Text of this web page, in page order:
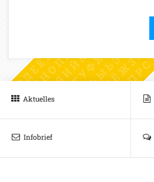
Aktuelles
Infobrief